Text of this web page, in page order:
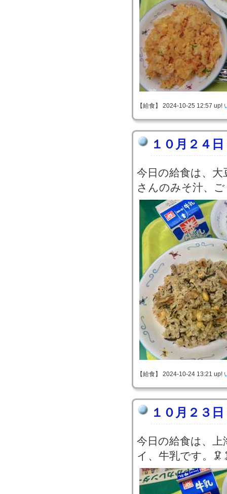
【給食】 2024-10-25 12:57 up!
１０月２４
今日の給食は、
さんのみそ汁、
【給食】 2024-10-24 13:21 up!
１０月２３
今日の給食は、
イ、牛乳です。